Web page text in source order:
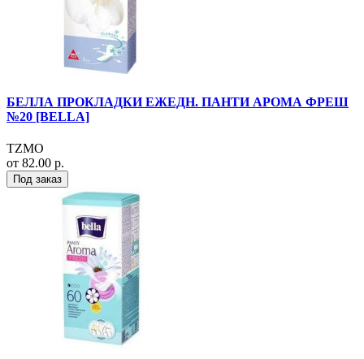
БЕЛЛА ПРОКЛАДКИ ЕЖЕДН. ПАНТИ АРОМА ФРЕШ
№20 [BELLA]
TZMO
от 82.00 р.
Под заказ